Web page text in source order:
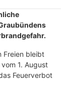
Freien bleibt
1. August
Feuerverbot